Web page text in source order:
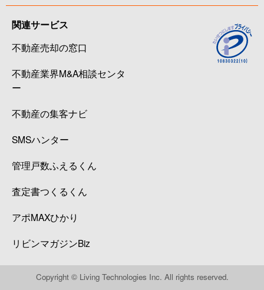
関連サービス
不動産売却の窓口
不動産業界M&A相談センタ
ー
不動産の集客ナビ
SMSハンター
管理戸数ふえるくん
査定書つくるくん
アポMAXひかり
リビンマガジンBiz
Copyright © Living Technologies Inc. All rights reserved.